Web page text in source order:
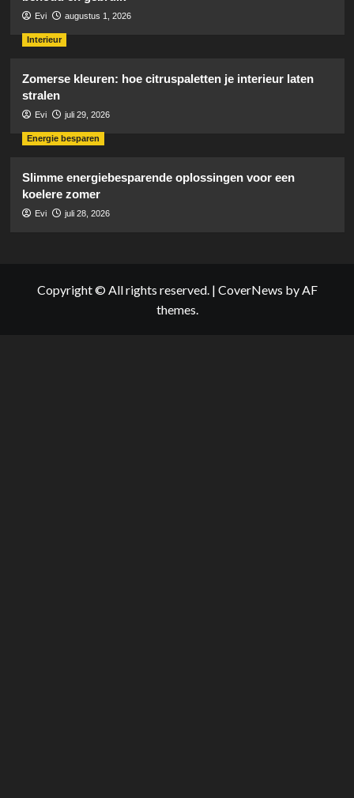
Evi augustus 1, 2026
Interieur
Zomerse kleuren: hoe citruspaletten je interieur laten
stralen
Evi juli 29, 2026
Energie besparen
Slimme energiebesparende oplossingen voor een
koelere zomer
Evi juli 28, 2026
Copyright © All rights reserved. | CoverNews by AF
themes.